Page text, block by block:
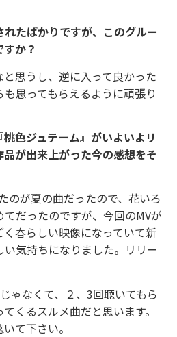
たばかりですが、このグルー
か？
思うし、逆に入って良かった
思ってもらえるように頑張り
色ジュテーム』がいよいよリ
が出来上がった今の感想をそ
のが夏の曲だったので、花いろ
だったのですが、今回のMVが
春らしい映像になっていて新
気持ちになりました。リリー
ゃなくて、２、3回聴いてもら
くるスルメ曲だと思います。
て下さい。